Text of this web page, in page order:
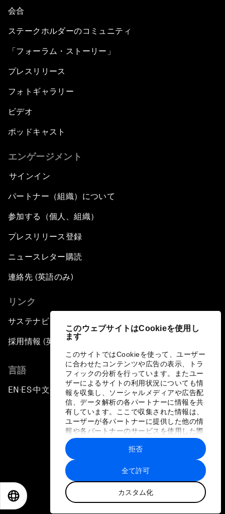
このウェブサイトはCookieを使用し
ます
このサイトではCookieを使って、ユーザー
に合わせたコンテンツや広告の表示、トラ
フィックの分析を行っています。またユー
ザーによるサイトの利用状況についても情
報を収集し、ソーシャルメディアや広告配
信、データ解析の各パートナーに情報を共
有しています。ここで収集された情報は、
ユーザーが各パートナーに提供した他の情
報や各パートナーのサービスを使用した際
に収集された情報と組み合わされ、各パー
トナーによって使用されることがありま
す。
全て許可
カスタム化
拒否
会合
ステークホルダーのコミュニティ
「フォーラム・ストーリー」
プレスリリース
フォトギャラリー
ビデオ
ポッドキャスト
エンゲージメント
サインイン
パートナー（組織）について
参加する（個人、組織）
プレスリリース登録
ニュースレター購読
連絡先 (英語のみ)
リンク
サステナビリティへの取り組み
採用情報 (英語のみ)
言語
EN ▪ES▪中文▪ 日本語
プライバシーポリシーと利用規約
サイトマップ
©
世界経済フォーラム